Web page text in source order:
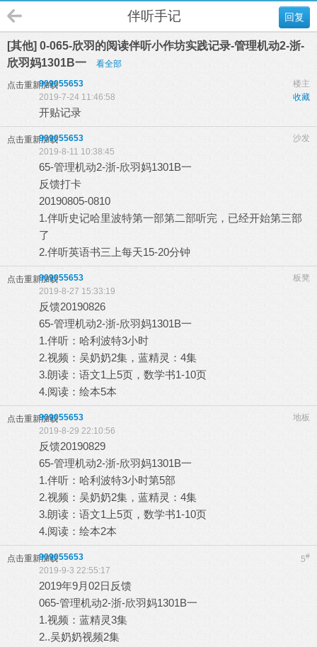
回复
伴听手记
[其他] 0-065-欣羽的阅读伴听小作坊实践记录-管理机动2-浙-
欣羽妈1301B一
看全部
点击重新加载 楼主
909055653
收藏
2019-7-24 11:46:58
开贴记录
点击重新加载 沙发
909055653
2019-8-11 10:38:45
65-管理机动2-浙-欣羽妈1301B一
反馈打卡
20190805-0810
1.伴听史记哈里波特第一部第二部听完，已经开始第三部
了
2.伴听英语书三上每天15-20分钟
点击重新加载 板凳
909055653
2019-8-27 15:33:19
反馈20190826
65-管理机动2-浙-欣羽妈1301B一
1.伴听：哈利波特3小时
2.视频：吴奶奶2集，蓝精灵：4集
3.朗读：语文1上5页，数学书1-10页
4.阅读：绘本5本
点击重新加载 地板
909055653
2019-8-29 22:10:56
反馈20190829
65-管理机动2-浙-欣羽妈1301B一
1.伴听：哈利波特3小时第5部
2.视频：吴奶奶2集，蓝精灵：4集
3.朗读：语文1上5页，数学书1-10页
4.阅读：绘本2本
点击重新加载 5#
909055653
2019-9-3 22:55:17
2019年9月02日反馈
065-管理机动2-浙-欣羽妈1301B一
1.视频：蓝精灵3集
2..吴奶奶视频2集